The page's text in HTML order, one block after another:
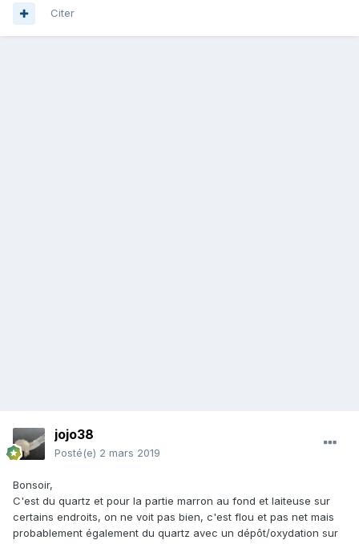
Citer
jojo38
Posté(e) 2 mars 2019
Bonsoir,
C'est du quartz et pour la partie marron au fond et laiteuse sur
certains endroits, on ne voit pas bien, c'est flou et pas net mais
probablement également du quartz avec un dépôt/oxydation sur